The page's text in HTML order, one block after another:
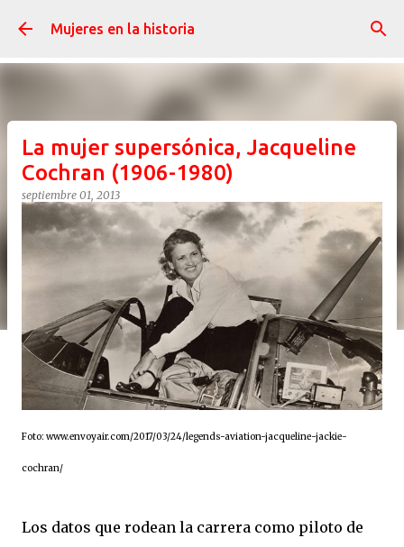
Ir al contenido principal
Mujeres en la historia
La mujer supersónica, Jacqueline
Cochran (1906-1980)
septiembre 01, 2013
Foto: www.envoyair.com/2017/03/24/legends-aviation-jacqueline-jackie-
cochran/
Los datos que rodean la carrera como piloto de